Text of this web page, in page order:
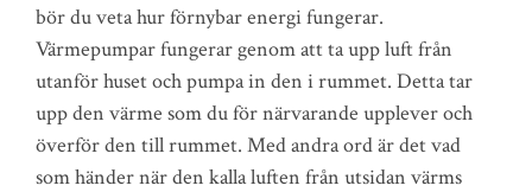
bör du veta hur förnybar energi fungerar.
Värmepumpar fungerar genom att ta upp luft från
utanför huset och pumpa in den i rummet. Detta tar
upp den värme som du för närvarande upplever och
överför den till rummet. Med andra ord är det vad
som händer när den kalla luften från utsidan värms